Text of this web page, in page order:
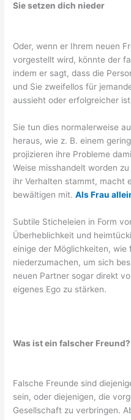
Sie setzen dich nieder
Oder, wenn er Ihrem neuen
vorgestellt wird, könnte der
indem er sagt, dass die
und Sie zweifellos für
aussieht oder erfolgreicher
Sie tun dies normalerweise
heraus, wie z. B. einem
projizieren ihre Probleme
Weise misshandelt worden
ihr Verhalten stammt, macht
bewältigen mit.Als Frau
Subtile Sticheleien in Form
Überheblichkeit und
einige der Möglichkeiten,
niederzumachen, um sich
neuen Partner sogar direkt
eigenes Ego zu stärken.
Was ist ein falscher Freund?
Falsche Freunde sind
sein, oder diejenigen, die
Gesellschaft zu verbringen.